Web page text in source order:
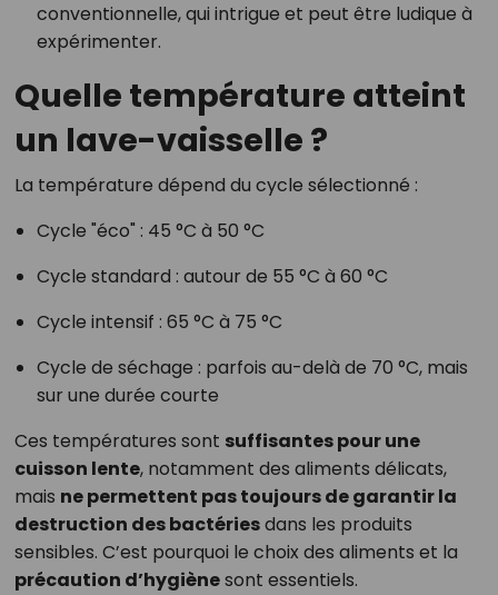
conventionnelle, qui intrigue et peut être ludique à
expérimenter.
Quelle température atteint
un lave-vaisselle ?
La température dépend du cycle sélectionné :
Cycle "éco" : 45 °C à 50 °C
Cycle standard : autour de 55 °C à 60 °C
Cycle intensif : 65 °C à 75 °C
Cycle de séchage : parfois au-delà de 70 °C, mais
sur une durée courte
Ces températures sont suffisantes pour une
cuisson lente, notamment des aliments délicats,
mais ne permettent pas toujours de garantir la
destruction des bactériesdans les produits
sensibles. C’est pourquoi le choix des aliments et la
précaution d’hygiènesont essentiels.